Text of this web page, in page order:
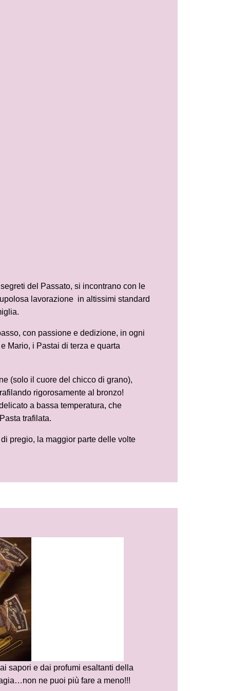
del Passato, si incontrano con le
lavorazione in altissimi standard
con passione e dedizione, in ogni
Mario, i Pastai di terza e quarta
(solo il cuore del chicco di grano),
rigorosamente al bronzo!
a bassa temperatura, che
trafilata.
pregio, la maggior parte delle volte
sapori e dai profumi esaltanti della
ne puoi più fare a meno!!!